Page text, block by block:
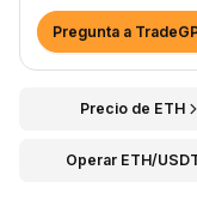
Pregunta a
Precio de ETH
Operar ETH/